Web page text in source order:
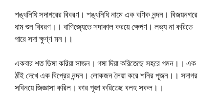
শঙ্খনিধি সদাগরের বিবরণ। শঙ্খনিধি নামে এক বণিক নন্দন। বিজয়নগরে
ধাম শুন বিবরণ।। বাণিজ্যেতে সদাকাল করয়ে ক্ষেপণ। লভ্য না করিতে
পারে সদা ক্ষুণ্ণ মন।।
একবার শত ডিঙ্গা করিয়া সাজন। গঙ্গা দিয়া করিতেছে সহরে গমন।। এক
ঠাঁই দেখে এক বিপ্রের নন্দন। লোকজন লৈয়া করে শনির পূজন।। সদাগর
সবিনয়ে জিজ্ঞাসা করিল। কার পূজা করিতেছ বলহ সকল।।